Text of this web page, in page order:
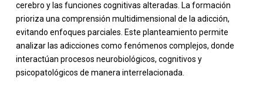
cerebro y las funciones cognitivas alteradas. La formación
prioriza una comprensión multidimensional de la adicción,
evitando enfoques parciales. Este planteamiento permite
analizar las adicciones como fenómenos complejos, donde
interactúan procesos neurobiológicos, cognitivos y
psicopatológicos de manera interrelacionada.
-